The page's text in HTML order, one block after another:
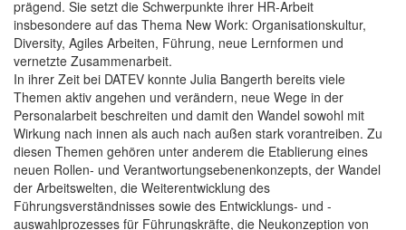
prägend. Sie setzt die Schwerpunkte ihrer HR-Arbeit
insbesondere auf das Thema New Work: Organisationskultur,
Diversity, Agiles Arbeiten, Führung, neue Lernformen und
vernetzte Zusammenarbeit.
In ihrer Zeit bei DATEV konnte Julia Bangerth bereits viele
Themen aktiv angehen und verändern, neue Wege in der
Personalarbeit beschreiten und damit den Wandel sowohl mit
Wirkung nach innen als auch nach außen stark vorantreiben. Zu
diesen Themen gehören unter anderem die Etablierung eines
neuen Rollen- und Verantwortungsebenenkonzepts, der Wandel
der Arbeitswelten, die Weiterentwicklung des
Führungsverständnisses sowie des Entwicklungs- und -
auswahlprozesses für Führungskräfte, die Neukonzeption von